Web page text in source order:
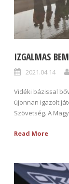
IZGALMAS
2021.04.14
Vidéki bázissal
újonnan igazolt
Szövetség. A
Read More